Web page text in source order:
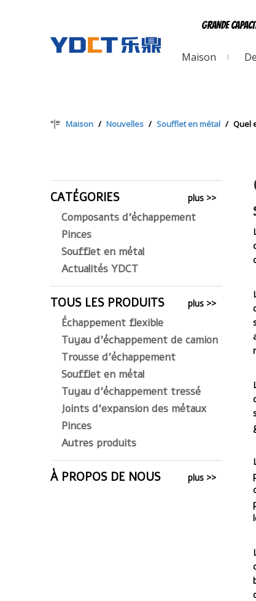
Grande
Maison
Maison / Nouvelles / Soufflet en métal / Quel
CATÉGORIES plus >>
Composants d'échappement
Pinces
Soufflet en métal
Actualités YDCT
TOUS LES PRODUITS plus >>
Échappement flexible
Tuyau d'échappement de camion
Trousse d'échappement
Soufflet en métal
Tuyau d'échappement tressé
Joints d'expansion des métaux
Pinces
Autres produits
À PROPOS DE NOUS plus >>